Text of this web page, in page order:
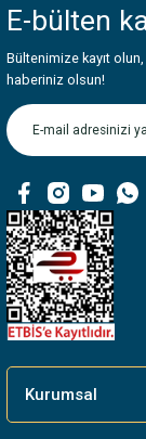
Görüş ve
Ürün resmi
Ürün
Ürün
Bu ürüne
E-bülten
Bültenimize kayıt
haberiniz olsun!
Kurumsal